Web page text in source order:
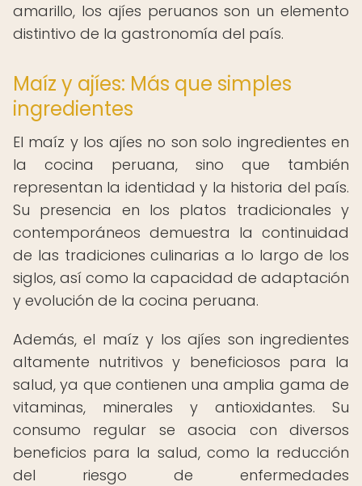
amarillo, los ajíes peruanos son un elemento
distintivo de la gastronomía del país.
Maíz y ajíes: Más que simples
ingredientes
El maíz y los ajíes no son solo ingredientes en
la cocina peruana, sino que también
representan la identidad y la historia del país.
Su presencia en los platos tradicionales y
contemporáneos demuestra la continuidad
de las tradiciones culinarias a lo largo de los
siglos, así como la capacidad de adaptación
y evolución de la cocina peruana.
Además, el maíz y los ajíes son ingredientes
altamente nutritivos y beneficiosos para la
salud, ya que contienen una amplia gama de
vitaminas, minerales y antioxidantes. Su
consumo regular se asocia con diversos
beneficios para la salud, como la reducción
del riesgo de enfermedades